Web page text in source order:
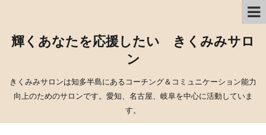
輝くあなたを応援したい きくみみサロ
ン
きくみみサロンは知多半島にあるコーチング＆コミュニケーション能力
向上のためのサロンです。愛知、名古屋、岐阜を中心に活動していま
す。